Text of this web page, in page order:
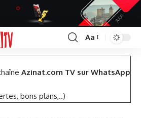
Font
Resizer
Aa
Azinat.com TV sur WhatsApp
bons plans,..)